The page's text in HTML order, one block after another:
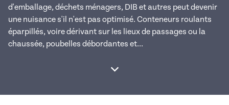
d'emballage, déchets ménagers, DIB et autres peut devenir
une nuisance s'il n'est pas optimisé. Conteneurs roulants
éparpillés, voire dérivant sur les lieux de passages ou la
chaussée, poubelles débordantes et...
Afficher la suite